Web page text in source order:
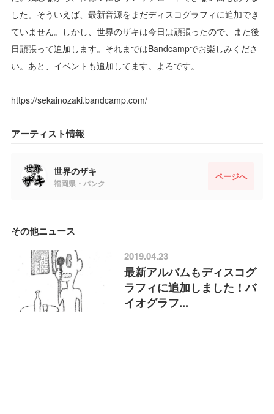
した。そういえば、最新音源をまだディスコグラフィに追加でき
ていません。しかし、世界のザキは今日は頑張ったので、また後
日頑張って追加します。それまではBandcampでお楽しみくださ
い。あと、イベントも追加してます。よろです。
https://sekainozaki.bandcamp.com/
アーティスト情報
世界のザキ
福岡県・パンク
ページへ
その他ニュース
2019.04.23
最新アルバムもディスコグ
ラフィに追加しました！バ
イオグラフ...